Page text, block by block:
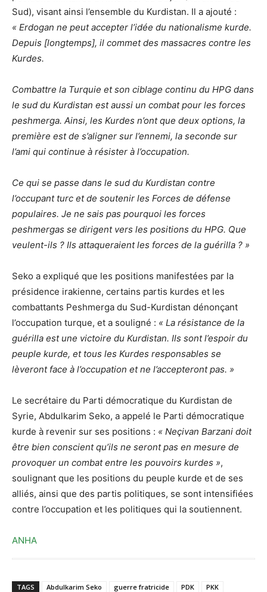
Sud), visant ainsi l’ensemble du Kurdistan. Il a ajouté :
« Erdogan ne peut accepter l’idée du nationalisme kurde.
Depuis [longtemps], il commet des massacres contre les
Kurdes.
Combattre la Turquie et son ciblage continu du HPG dans
le sud du Kurdistan est aussi un combat pour les forces
peshmerga. Ainsi, les Kurdes n’ont que deux options, la
première est de s’aligner sur l’ennemi, la seconde sur
l’ami qui continue à résister à l’occupation.
Ce qui se passe dans le sud du Kurdistan contre
l’occupant turc et de soutenir les Forces de défense
populaires. Je ne sais pas pourquoi les forces
peshmergas se dirigent vers les positions du HPG. Que
veulent-ils ? Ils attaqueraient les forces de la guérilla ? »
Seko a expliqué que les positions manifestées par la
présidence irakienne, certains partis kurdes et les
combattants Peshmerga du Sud-Kurdistan dénonçant
l’occupation turque, et a souligné : « La résistance de la
guérilla est une victoire du Kurdistan. Ils sont l’espoir du
peuple kurde, et tous les Kurdes responsables se
lèveront face à l’occupation et ne l’accepteront pas. »
Le secrétaire du Parti démocratique du Kurdistan de
Syrie, Abdulkarim Seko, a appelé le Parti démocratique
kurde à revenir sur ses positions : « Neçivan Barzani doit
être bien conscient qu’ils ne seront pas en mesure de
provoquer un combat entre les pouvoirs kurdes »,
soulignant que les positions du peuple kurde et de ses
alliés, ainsi que des partis politiques, se sont intensifiées
contre l’occupation et les politiques qui la soutiennent.
ANHA
TAGS Abdulkarim Seko guerre fratricide PDK
PKK